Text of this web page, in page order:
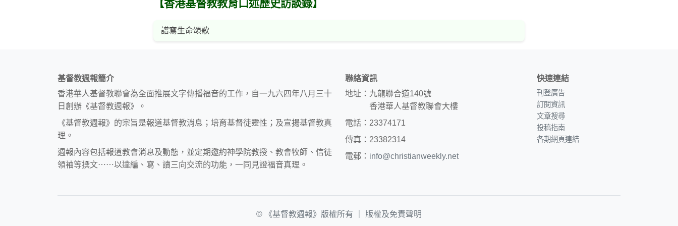
【香港基督教教育口述歷史訪談錄】
譜寫生命頌歌
基督教週報簡介
香港華人基督教聯會為全面推展文字傳播福音的工作，自一九六四年八月三十
日創辦《基督教週報》。
《基督教週報》的宗旨是報道基督教消息；培育基督徒靈性；及宣揚基督教真
理。
週報內容包括報道教會消息及動態，並定期邀約神學院教授、教會牧師、信徒
領袖等撰文⋯⋯以達編、寫、讀三向交流的功能，一同見證福音真理。
聯絡資訊
地址：九龍聯合道140號
香港華人基督教聯會大樓
電話：23374171
傳真：23382314
電郵： info@christianweekly.net
快速連結
刊登廣告
訂閱資訊
文章搜尋
投稿指南
各期網頁連結
© 《基督教週報》版權所有 ｜ 版權及免責聲明